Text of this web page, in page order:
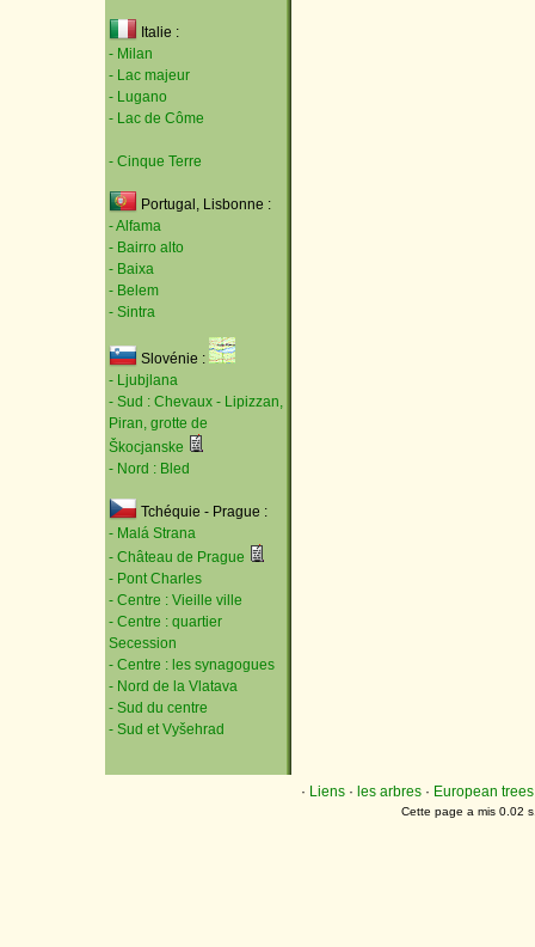
Italie :
- Milan
- Lac majeur
- Lugano
- Lac de Côme
- Cinque Terre
Portugal, Lisbonne :
- Alfama
- Bairro alto
- Baixa
- Belem
- Sintra
Slovénie :
- Ljubjlana
- Sud : Chevaux - Lipizzan,
Piran, grotte de
Škocjanske
- Nord : Bled
Tchéquie - Prague :
- Malá Strana
- Château de Prague
- Pont Charles
- Centre : Vieille ville
- Centre : quartier
Secession
- Centre : les synagogues
- Nord de la Vlatava
- Sud du centre
- Sud et Vyšehrad
· Liens · les arbres · European trees
Cette page a mis 0.02